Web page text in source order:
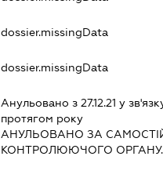
dossier.missingData
dossier.missingData
Анульовано з 27.12.21 у
протягом року
АНУЛЬОВАНО ЗА
КОНТРОЛЮЮЧОГО ОРГАНУ.